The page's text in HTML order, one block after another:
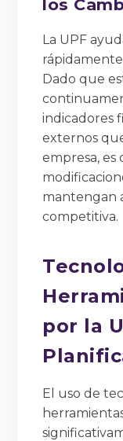
los
La UPF
Dado que
indicadores
externos
empresa, es
mantengan
competitiva.
por la
El uso de